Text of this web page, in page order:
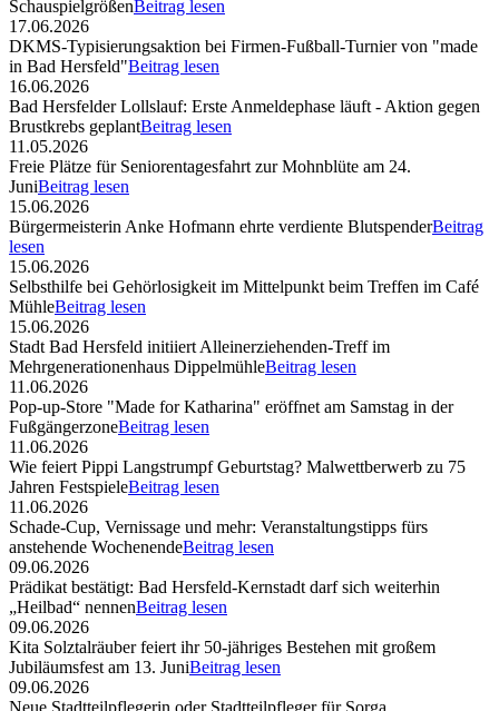
SchauspielgrößenBeitrag lesen
17.06.2026
DKMS-Typisierungsaktion bei Firmen-Fußball-Turnier von "made
in Bad Hersfeld"Beitrag lesen
16.06.2026
Bad Hersfelder Lollslauf: Erste Anmeldephase läuft - Aktion gegen
Brustkrebs geplantBeitrag lesen
11.05.2026
Freie Plätze für Seniorentagesfahrt zur Mohnblüte am 24.
JuniBeitrag lesen
15.06.2026
Bürgermeisterin Anke Hofmann ehrte verdiente BlutspenderBeitrag
lesen
15.06.2026
Selbsthilfe bei Gehörlosigkeit im Mittelpunkt beim Treffen im Café
MühleBeitrag lesen
15.06.2026
Stadt Bad Hersfeld initiiert Alleinerziehenden-Treff im
Mehrgenerationenhaus DippelmühleBeitrag lesen
11.06.2026
Pop-up-Store "Made for Katharina" eröffnet am Samstag in der
FußgängerzoneBeitrag lesen
11.06.2026
Wie feiert Pippi Langstrumpf Geburtstag? Malwettberwerb zu 75
Jahren FestspieleBeitrag lesen
11.06.2026
Schade-Cup, Vernissage und mehr: Veranstaltungstipps fürs
anstehende WochenendeBeitrag lesen
09.06.2026
Prädikat bestätigt: Bad Hersfeld-Kernstadt darf sich weiterhin
„Heilbad“ nennenBeitrag lesen
09.06.2026
Kita Solztalräuber feiert ihr 50-jähriges Bestehen mit großem
Jubiläumsfest am 13. JuniBeitrag lesen
09.06.2026